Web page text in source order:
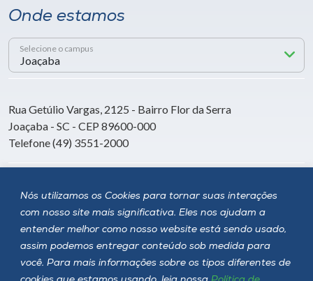
Nós utilizamos os Cookies para tornar suas interações
com nosso site mais significativa. Eles nos ajudam a
entender melhor como nosso website está sendo usado,
assim podemos entregar conteúdo sob medida para
você. Para mais informações sobre os tipos diferentes de
Onde estamos
Selecione o campus
Rua Getúlio Vargas, 2125 - Bairro Flor da Serra
Joaçaba - SC - CEP 89600-000
Telefone (49) 3551-2000
Siga a Unoesc